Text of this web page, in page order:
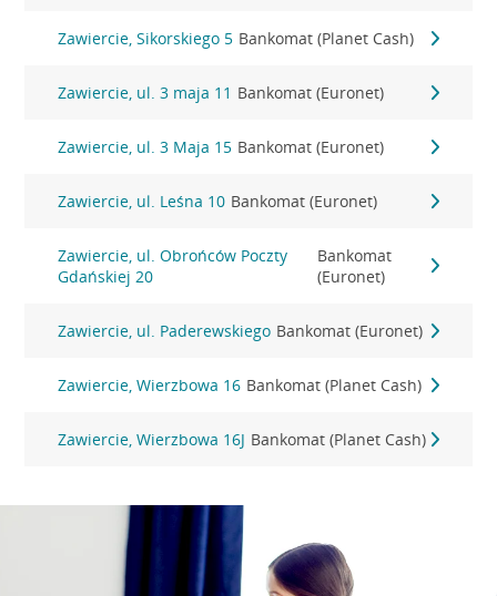
Zawiercie, Sikorskiego 5 Bankomat (Planet Cash)
Zawiercie, ul. 3 maja 11 Bankomat (Euronet)
Zawiercie, ul. 3 Maja 15 Bankomat (Euronet)
Zawiercie, ul. Leśna 10 Bankomat (Euronet)
Zawiercie, ul. Obrońców Poczty
Gdańskiej 20
Bankomat
(Euronet)
Zawiercie, ul. Paderewskiego Bankomat (Euronet)
Zawiercie, Wierzbowa 16 Bankomat (Planet Cash)
Zawiercie, Wierzbowa 16J Bankomat (Planet Cash)